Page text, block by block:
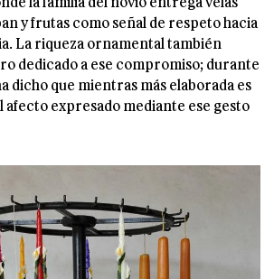
y frutas como señal de respeto hacia
La riqueza ornamental también
dedicado a ese compromiso; durante
dicho que mientras más elaborada es
afecto expresado mediante ese gesto